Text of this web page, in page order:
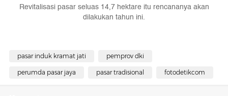
Revitalisasi pasar seluas 14,7 hektare itu rencananya akan
dilakukan tahun ini.
pasar induk kramat jati pemprov dki
perumda pasar jaya pasar tradisional fotodetikcom